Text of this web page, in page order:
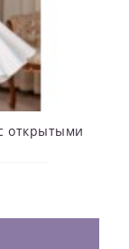
открытыми